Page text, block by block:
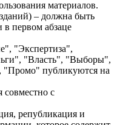
материалов.
– должна быть
в первом абзаце
"Экспертиза",
"Власть", "Выборы",
"Промо" публикуются на
совместно с
републикация и